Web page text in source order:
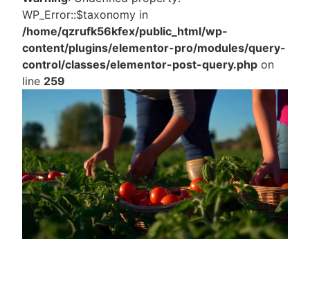
WP_Error::$taxonomy in
/home/qzrufk56kfex/public_html/wp-
content/plugins/elementor-pro/modules/query-
control/classes/elementor-post-query.php on
line 259